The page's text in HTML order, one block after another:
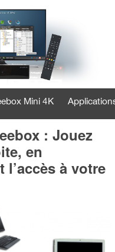
Mini 4K
S'inscrire
: Jouez
en
à votre